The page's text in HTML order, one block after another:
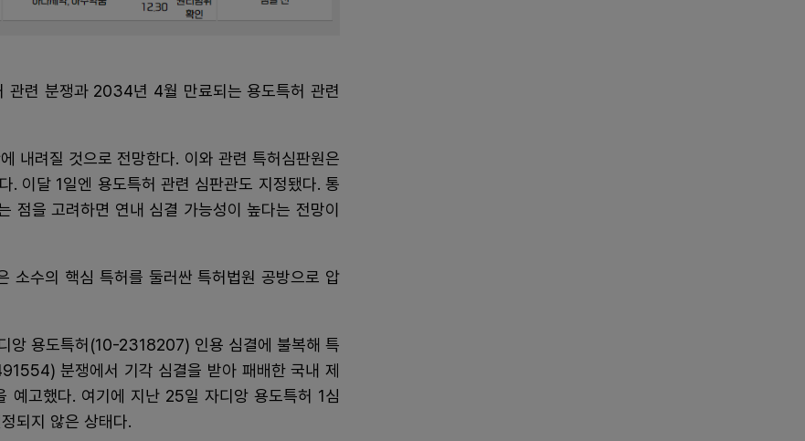
련 분쟁과 2034년 4월 만료되는 용도특허 관련
내려질 것으로 전망한다. 이와 관련 특허심판원은
. 이달 1일엔 용도특허 관련 심판관도 지정됐다. 통
을 고려하면 연내 심결 가능성이 높다는 전망이
소수의 핵심 특허를 둘러싼 특허법원 공방으로 압
앙 용도특허(10-2318207) 인용 심결에 불복해 특
분쟁에서 기각 심결을 받아 패배한 국내 제
예고했다. 여기에 지난 25일 자디앙 용도특허 1심
되지 않은 상태다.